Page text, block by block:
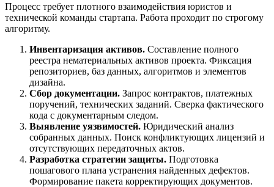
Процесс требует плотного взаимодействия юристов и
технической команды стартапа. Работа проходит по строгому
алгоритму.
Инвентаризация активов. Составление полного
реестра нематериальных активов проекта. Фиксация
репозиториев, баз данных, алгоритмов и элементов
дизайна.
Сбор документации. Запрос контрактов, платежных
поручений, технических заданий. Сверка фактического
кода с документарным следом.
Выявление уязвимостей. Юридический анализ
собранных данных. Поиск конфликтующих лицензий и
отсутствующих передаточных актов.
Разработка стратегии защиты. Подготовка
пошагового плана устранения найденных дефектов.
Формирование пакета корректирующих документов.